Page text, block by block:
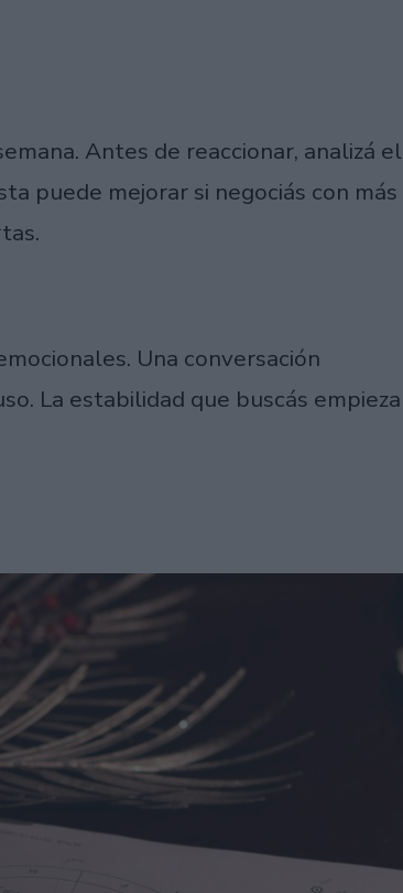
Antes de reaccionar, analizá el
puede mejorar si negociás con más
Una conversación
La estabilidad que buscás empieza